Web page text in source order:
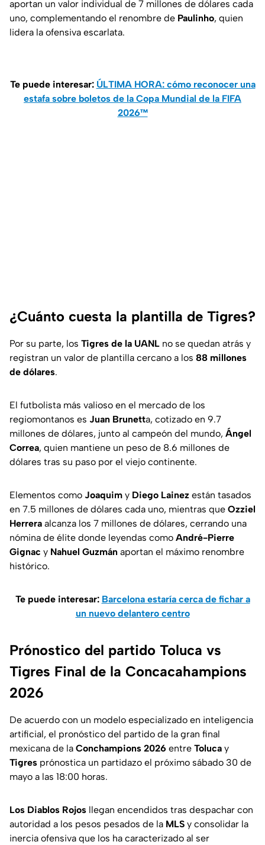
aportan un valor individual de 7 millones de dólares cada
uno, complementando el renombre de Paulinho, quien
lidera la ofensiva escarlata.
Te puede interesar: ÚLTIMA HORA: cómo reconocer una
estafa sobre boletos de la Copa Mundial de la FIFA
2026™
¿Cuánto cuesta la plantilla de Tigres?
Por su parte, los Tigres de la UANL no se quedan atrás y
registran un valor de plantilla cercano a los 88 millones
de dólares.
El futbolista más valioso en el mercado de los
regiomontanos es Juan Brunetta, cotizado en 9.7
millones de dólares, junto al campeón del mundo, Ángel
Correa, quien mantiene un peso de 8.6 millones de
dólares tras su paso por el viejo continente.
Elementos como Joaquim y Diego Lainez están tasados
en 7.5 millones de dólares cada uno, mientras que Ozziel
Herrera alcanza los 7 millones de dólares, cerrando una
nómina de élite donde leyendas como André-Pierre
Gignac y Nahuel Guzmán aportan el máximo renombre
histórico.
Te puede interesar: Barcelona estaría cerca de fichar a
un nuevo delantero centro
Prónostico del partido Toluca vs
Tigres Final de la Concacahampions
2026
De acuerdo con un modelo especializado en inteligencia
artificial, el pronóstico del partido de la gran final
mexicana de la Conchampions 2026 entre Toluca y
Tigres prónostica un partidazo el próximo sábado 30 de
mayo a las 18:00 horas.
Los Diablos Rojos llegan encendidos tras despachar con
autoridad a los pesos pesados de la MLS y consolidar la
inercia ofensiva que los ha caracterizado al ser